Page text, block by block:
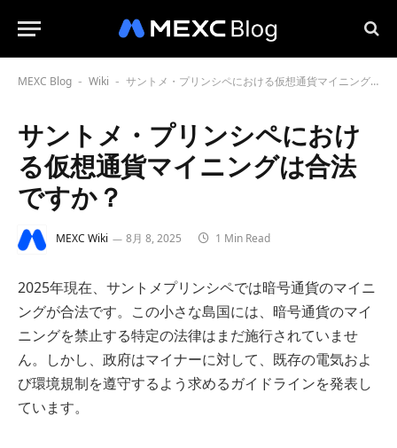
MEXC Blog - Wiki - サントメ・プリンシペにおける仮想通貨マイニングは合法ですか？
サントメ・プリンシペにおけ
る仮想通貨マイニングは合法
ですか？
MEXC Wiki 8月 8, 2025 1 Min Read
2025年現在、サントメプリンシペでは暗号通貨のマイニ
ングが合法です。この小さな島国には、暗号通貨のマイ
ニングを禁止する特定の法律はまだ施行されていませ
ん。しかし、政府はマイナーに対して、既存の電気およ
び環境規制を遵守するよう求めるガイドラインを発表し
ています。